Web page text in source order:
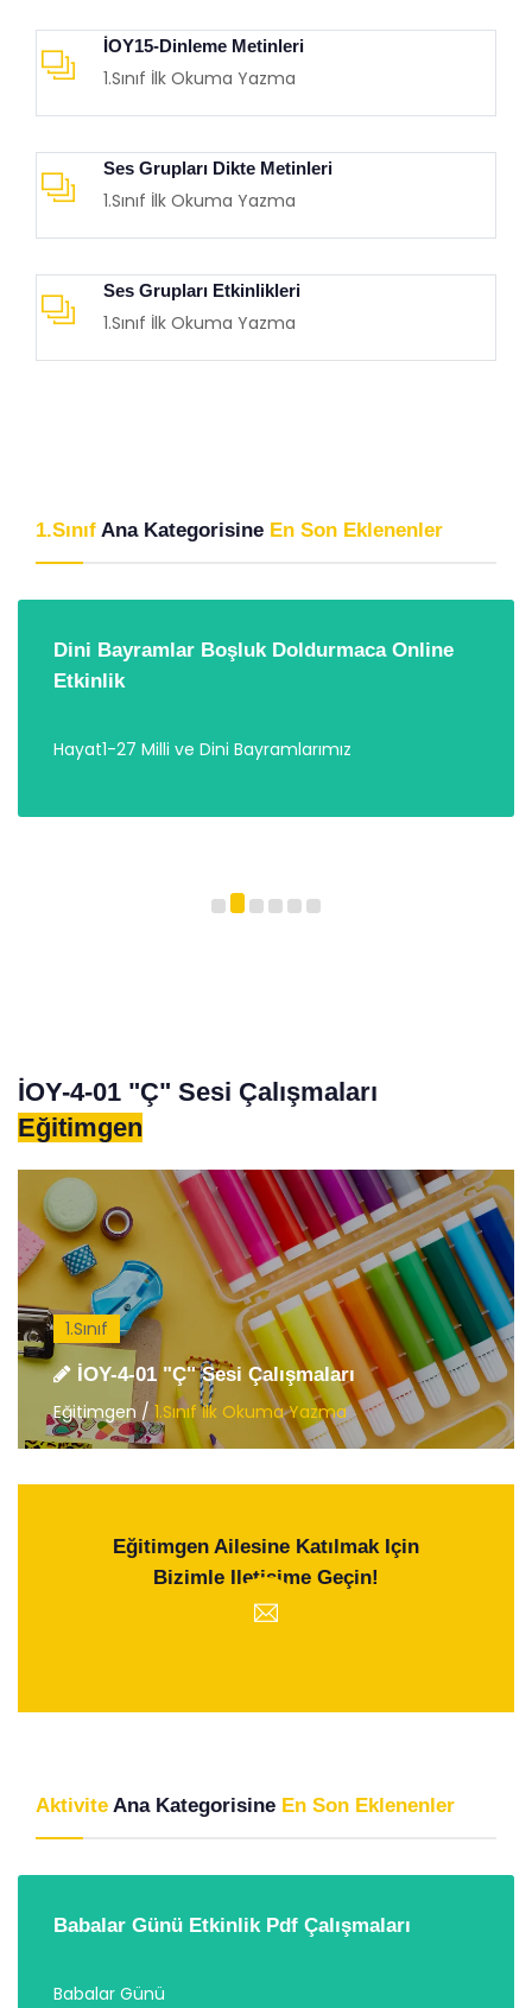
İOY15-Dinleme Metinleri
1.Sınıf İlk Okuma Yazma
Ses Grupları Dikte Metinleri
1.Sınıf İlk Okuma Yazma
Ses Grupları Etkinlikleri
1.Sınıf İlk Okuma Yazma
1.Sınıf Ana Kategorisine En Son Eklenenler
Dini Bayramlar Boşluk Doldurmaca Online
Etkinlik
Hayat1-27 Milli ve Dini Bayramlarımız
İOY-4-01 "Ç" Sesi Çalışmaları
Eğitimgen
1.Sınıf
İOY-4-01 "Ç" Sesi Çalışmaları
Eğitimgen / 1.Sınıf İlk Okuma Yazma
Eğitimgen Ailesine Katılmak Için
Bizimle Iletişime Geçin!
Aktivite Ana Kategorisine En Son Eklenenler
Babalar Günü Etkinlik Pdf Çalışmaları
Babalar Günü